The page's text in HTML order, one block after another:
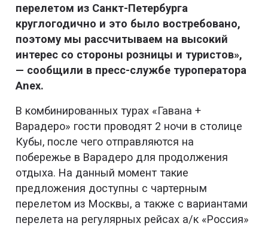
перелетом из Санкт-Петербурга
круглогодично и это было востребовано,
поэтому мы рассчитываем на высокий
интерес со стороны розницы и туристов»,
— сообщили в пресс-службе туроператора
Anex.
В комбинированных турах «Гавана +
Варадеро» гости проводят 2 ночи в столице
Кубы, после чего отправляются на
побережье в Варадеро для продолжения
отдыха. На данный момент такие
предложения доступны с чартерным
перелетом из Москвы, а также с вариантами
перелета на регулярных рейсах а/к «Россия»